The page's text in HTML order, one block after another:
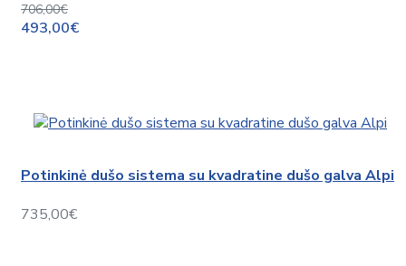
706,00€
493,00€
Potinkinė dušo sistema su kvadratine dušo galva Alpi
735,00€